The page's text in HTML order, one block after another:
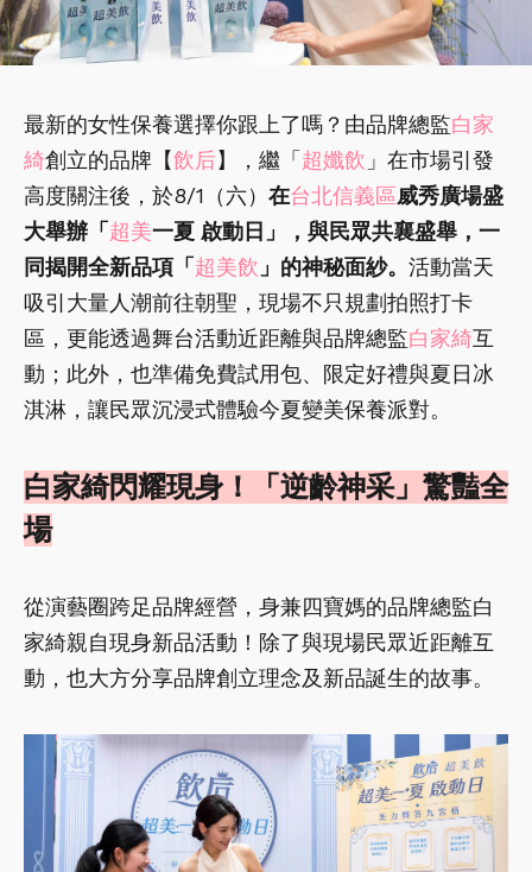
最新的女性保養選擇你跟上了嗎？由品牌總監白家
綺創立的品牌【飲后】，繼「超孅飲 」在市場引發
高度關注後，於8/1（六） 在台北信義區威秀廣場盛
大舉辦「超美一夏 啟動日」，與民眾共襄盛舉，一
同揭開全新品項「超美飲 」的神秘面紗。 活動當天
吸引大量人潮前往朝聖，現場不只規劃拍照打卡
區，更能透過舞台活動近距離與品牌總監白家綺互
動；此外，也準備免費試用包、限定好禮與夏日冰
淇淋，讓民眾沉浸式體驗今夏變美保養派對。
白家綺閃耀現身！「逆齡神采」驚豔全
場
從演藝圈跨足品牌經營，身兼四寶媽的品牌總監白
家綺親自現身新品活動！除了與現場民眾近距離互
動，也大方分享品牌創立理念及新品誕生的故事。